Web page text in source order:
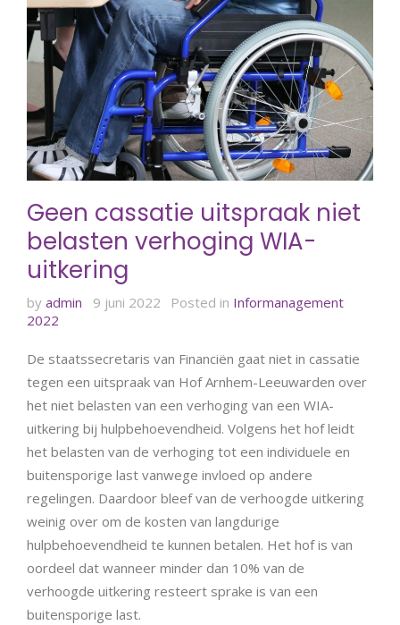
Geen cassatie uitspraak niet
belasten verhoging WIA-
uitkering
by admin 9 juni 2022 Posted in Informanagement
2022
De staatssecretaris van Financiën gaat niet in cassatie
tegen een uitspraak van Hof Arnhem-Leeuwarden over
het niet belasten van een verhoging van een WIA-
uitkering bij hulpbehoevendheid. Volgens het hof leidt
het belasten van de verhoging tot een individuele en
buitensporige last vanwege invloed op andere
regelingen. Daardoor bleef van de verhoogde uitkering
weinig over om de kosten van langdurige
hulpbehoevendheid te kunnen betalen. Het hof is van
oordeel dat wanneer minder dan 10% van de
verhoogde uitkering resteert sprake is van een
buitensporige last.